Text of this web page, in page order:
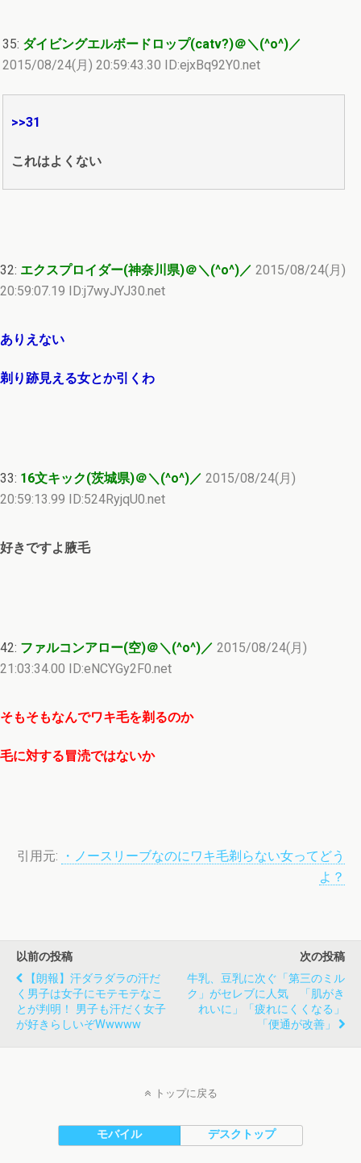
35: ダイビングエルボードロップ(catv?)＠＼(^o^)／
2015/08/24(月) 20:59:43.30 ID:ejxBq92Y0.net
>>31
これはよくない
32: エクスプロイダー(神奈川県)＠＼(^o^)／ 2015/08/24(月)
20:59:07.19 ID:j7wyJYJ30.net
ありえない
剃り跡見える女とか引くわ
33: 16文キック(茨城県)＠＼(^o^)／ 2015/08/24(月)
20:59:13.99 ID:524RyjqU0.net
好きですよ腋毛
42: ファルコンアロー(空)＠＼(^o^)／ 2015/08/24(月)
21:03:34.00 ID:eNCYGy2F0.net
そもそもなんでワキ毛を剃るのか
毛に対する冒涜ではないか
引用元:
・ノースリーブなのにワキ毛剃らない女ってどう
よ？
以前の投稿
【朗報】汗ダラダラの汗だ
く男子は女子にモテモテなこ
とが判明！ 男子も汗だく女子
が好きらしいぞwwwww
次の投稿
牛乳、豆乳に次ぐ「第三のミル
ク」がセレブに人気 「肌がき
れいに」「疲れにくくなる」
「便通が改善」
トップに戻る
モバイル デスクトップ